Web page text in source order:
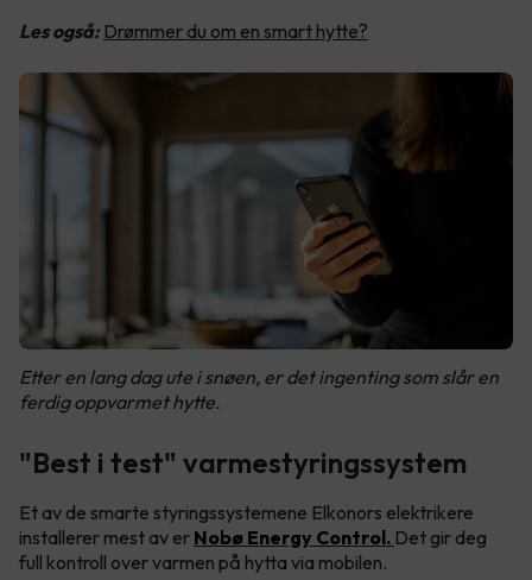
Les også: Drømmer du om en smart hytte?
Etter en lang dag ute i snøen, er det ingenting som slår en
ferdig oppvarmet hytte.
"Best i test" varmestyringssystem
Et av de smarte styringssystemene Elkonors elektrikere
installerer mest av er Nobø Energy Control. Det gir deg
full kontroll over varmen på hytta via mobilen.